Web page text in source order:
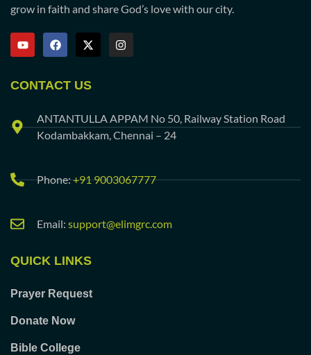
grow in faith and share God’s love with our city.
CONTACT US
ANTANTULLA APPAM No 50, Railway Station Road
Kodambakkam, Chennai – 24
Phone:+91 9003067777
Email: support@elimgrc.com
QUICK LINKS
Prayer Request
Donate Now
Bible College